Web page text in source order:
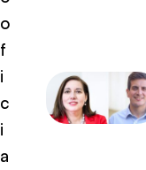
o
f
i
c
i
a